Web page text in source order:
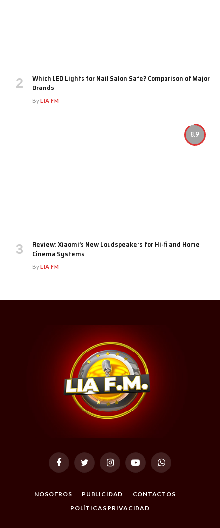
Which LED Lights for Nail Salon Safe? Comparison of Major
Brands
ByLIA FM
8.9
Review: Xiaomi’s New Loudspeakers for Hi-fi and Home
Cinema Systems
ByLIA FM
FacebookTwitter InstagramYouTubeWhatsApp
NOSOTROS PUBLICIDAD
CONTACTOS
POLÍTICAS PRIVACIDAD